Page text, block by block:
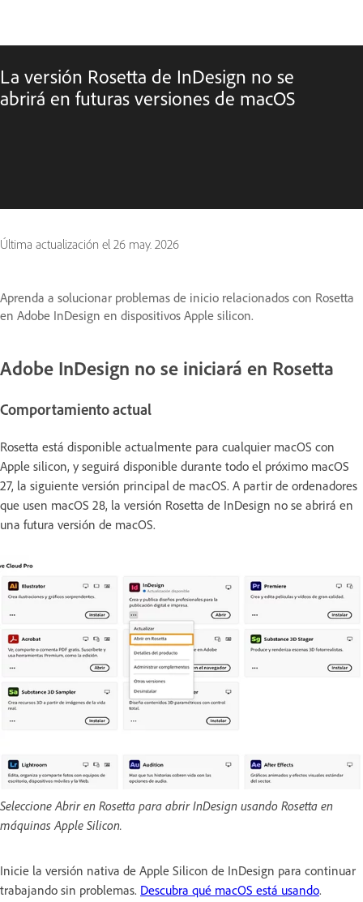
La versión Rosetta de InDesign no se
abrirá en futuras versiones de macOS
Última actualización el 26 may. 2026
Aprenda a solucionar problemas de inicio relacionados con Rosetta
en Adobe InDesign en dispositivos Apple silicon.
Adobe InDesign no se iniciará en Rosetta
Comportamiento actual
Rosetta está disponible actualmente para cualquier macOS con
Apple silicon, y seguirá disponible durante todo el próximo macOS
27, la siguiente versión principal de macOS. A partir de ordenadores
que usen macOS 28, la versión Rosetta de InDesign no se abrirá en
una futura versión de macOS.
Seleccione Abrir en Rosetta para abrir InDesign usando Rosetta en
máquinas Apple Silicon.
Inicie la versión nativa de Apple Silicon de InDesign para continuar
trabajando sin problemas. Descubra qué macOS está usando.